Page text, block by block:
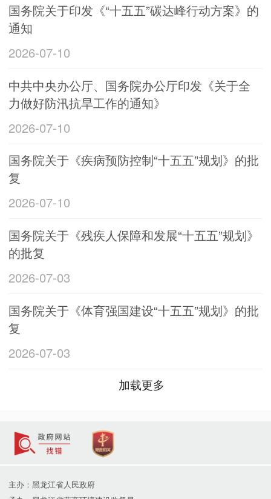
国务院关于印发《“十五五”碳达峰行动方案》的
通知
2026-07-10
中共中央办公厅、国务院办公厅印发《关于全
力做好防汛抗旱工作的通知》
2026-07-10
国务院关于《疾病预防控制“十五五”规划》的批
复
2026-07-10
国务院关于《残疾人保障和发展“十五五”规划》
的批复
2026-07-03
国务院关于《体育强国建设“十五五”规划》的批
复
2026-07-03
加载更多
主办：黑龙江省人民政府